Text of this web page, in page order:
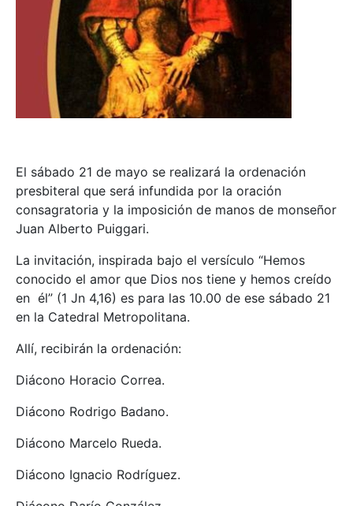
El sábado 21 de mayo se realizará la ordenación
presbiteral que será infundida por la oración
consagratoria y la imposición de manos de monseñor
Juan Alberto Puiggari.
La invitación, inspirada bajo el versículo “Hemos
conocido el amor que Dios nos tiene y hemos creído
en él” (1 Jn 4,16) es para las 10.00 de ese sábado 21
en la Catedral Metropolitana.
Allí, recibirán la ordenación:
Diácono Horacio Correa.
Diácono Rodrigo Badano.
Diácono Marcelo Rueda.
Diácono Ignacio Rodríguez.